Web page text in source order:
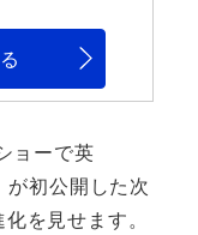
ョーで英
初公開した次
を見せます。